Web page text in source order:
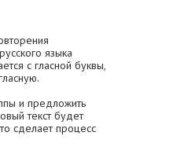
языка
с гласной буквы,
и предложить
текст будет
сделает процесс